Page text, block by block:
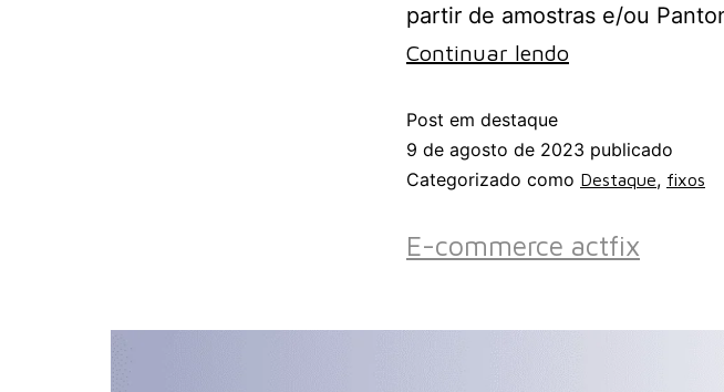
partir de amostras e/ou
Continuar lendo
Post em destaque
9 de agosto de 2023 publicado
Categorizado como Destaque, fixos
E-commerce actfix